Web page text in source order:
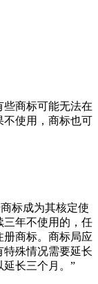
些商标可能无法在
不使用，商标也可
标成为其核定使
三年不使用的，任
商标。商标局应
特殊情况需要延长
长三个月。”